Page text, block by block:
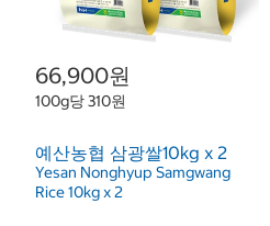
66,900원
100g당 310원
예산농협 삼광쌀10kg x 2
Yesan Nonghyup Samgwang
Rice 10kg x 2